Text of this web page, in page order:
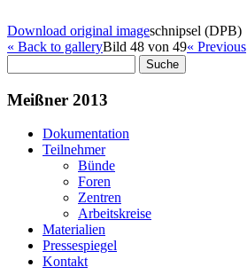
Download original imageschnipsel (DPB)
« Back to galleryBild 48 von 49« Previous
Meißner 2013
Dokumentation
Teilnehmer
Bünde
Foren
Zentren
Arbeitskreise
Materialien
Pressespiegel
Kontakt